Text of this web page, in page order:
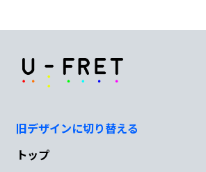
MAYBE 口癖も似てくるかもね
MAYBE 喧嘩も増えてゆくかもね
旧デザインに切り替える
トップ